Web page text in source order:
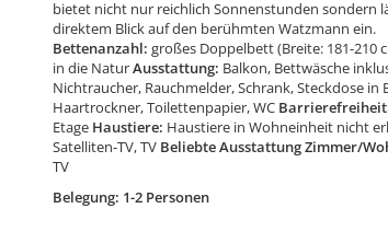
bietet nicht nur reichlich Sonnenstunden sondern
direktem Blick auf den berühmten Watzmann ein.
Bettenanzahl: großes Doppelbett (Breite: 181-210
in die NaturAusstattung: Balkon, Bettwäsche
Nichtraucher, Rauchmelder, Schrank, Steckdose in
Haartrockner, Toilettenpapier, WC
EtageHaustiere: Haustiere in Wohneinheit nicht
Satelliten-TV, TVBeliebte Ausstattung Zimmer/
TV
Belegung: 1-2 Personen